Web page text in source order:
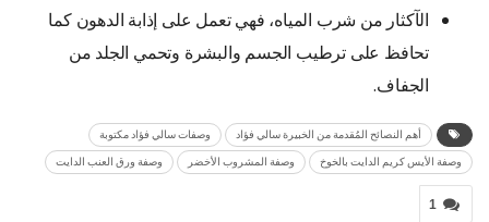
الآكثار من شرب المياه، فهي تعمل على إذابة الدهون كما
تحافظ على ترطيب الجسم والبشرة وتحمي الجلد من
الجفاف.
أهم النصائح المُقدمة من الخبيرة سالي فؤاد وصفات سالي فؤاد مكتوبة
وصفة الأيس كريم الدايت بالخوخ وصفة المشروب الأخضر وصفة ورق العنب الدايت
1